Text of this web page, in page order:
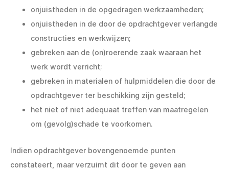
onjuistheden in de opgedragen werkzaamheden;
onjuistheden in de door de opdrachtgever verlangde
constructies en werkwijzen;
gebreken aan de (on)roerende zaak waaraan het
werk wordt verricht;
gebreken in materialen of hulpmiddelen die door de
opdrachtgever ter beschikking zijn gesteld;
het niet of niet adequaat treffen van maatregelen
om (gevolg)schade te voorkomen.
Indien opdrachtgever bovengenoemde punten
constateert, maar verzuimt dit door te geven aan